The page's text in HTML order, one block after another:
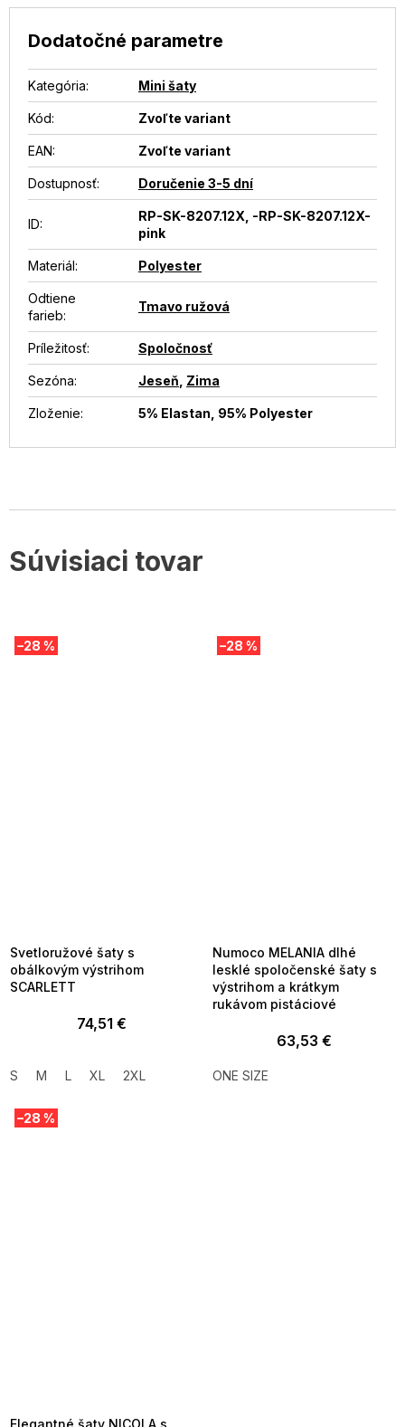
Súvisiaci tovar
–28 %
Svetloružové šaty s
obálkovým výstrihom
SCARLETT
74,51 €
S M L XL 2XL
–28 %
Numoco MELANIA dlhé
lesklé spoločenské šaty s
výstrihom a krátkym
rukávom pistáciové
63,53 €
ONE SIZE
–28 %
Elegantné šaty NICOLA s
Dodatočné parametre
Kategória: Mini šaty
Kód: Zvoľte variant
EAN: Zvoľte variant
Dostupnosť: Doručenie 3-5 dní
ID:
RP-SK-8207.12X, -RP-SK-8207.12X-
pink
Materiál: Polyester
Odtiene
farieb:
Tmavo ružová
Príležitosť: Spoločnosť
Sezóna: Jeseň Zima
Zloženie: 5% Elastan, 95% Polyester